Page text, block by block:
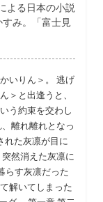
よる日本の小説
み。「富士見
いりん＞。 逃げ
＞と出逢うと、
う約束を交わし
離れ離れとなっ
れた灰凛が目に
然消えた灰凛に
らす灰凛だった
解いてしまった